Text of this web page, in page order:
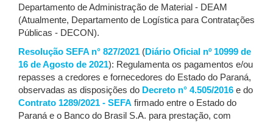
Departamento de Administração de Material - DEAM
(Atualmente, Departamento de Logística para Contratações
Públicas - DECON).
Resolução SEFA n° 827/2021 (Diário Oficial nº 10999 de
16 de Agosto de 2021): Regulamenta os pagamentos e/ou
repasses a credores e fornecedores do Estado do Paraná,
observadas as disposições do Decreto n° 4.505/2016 e do
Contrato 1289/2021 - SEFA firmado entre o Estado do
Paraná e o Banco do Brasil S.A. para prestação, com